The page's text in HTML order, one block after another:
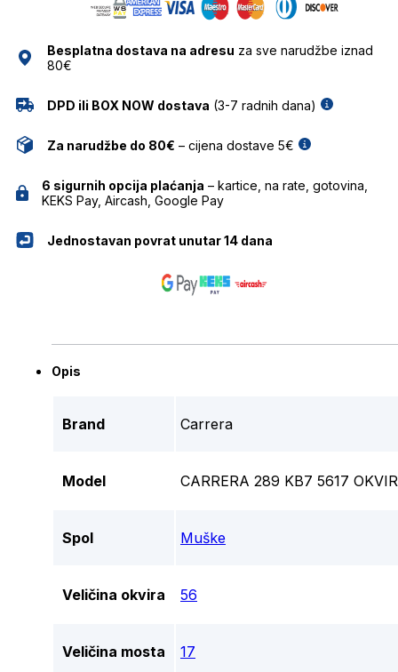
Besplatna dostava na adresu za sve narudžbe iznad
80€
DPD ili BOX NOW dostava (3-7 radnih dana)
Za narudžbe do 80€ – cijena dostave 5€
6 sigurnih opcija plaćanja – kartice, na rate, gotovina,
KEKS Pay, Aircash, Google Pay
Jednostavan povrat unutar 14 dana
Opis
Brand Carrera
Model CARRERA 289 KB7 5617
Spol Muške
Veličina okvira 56
Veličina mosta 17